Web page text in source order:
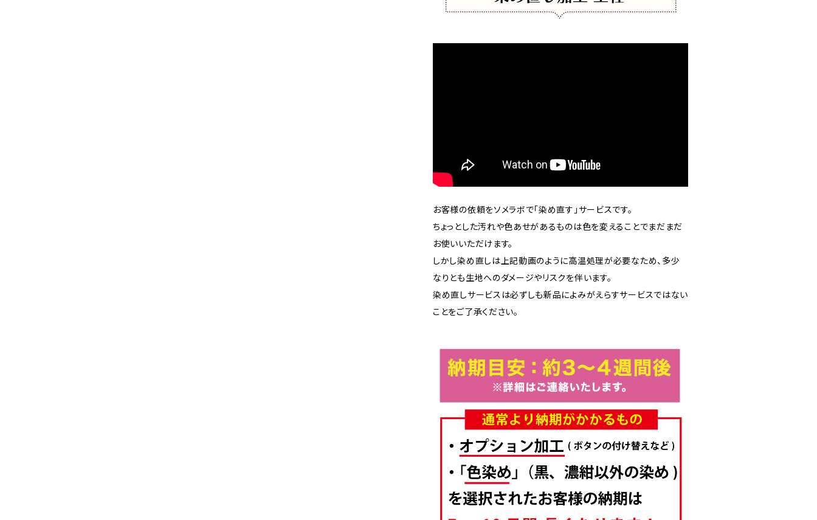
お客様の依頼をソメラボで「染め直す」サービスです。
ちょっとした汚れや色あせがあるものは色を変えることでまだまだ
お使いいただけます。
しかし染め直しは上記動画のように高温処理が必要なため、多少
なりとも生地へのダメージやリスクを伴います。
染め直しサービスは必ずしも新品によみがえらすサービスではない
ことをご了承ください。